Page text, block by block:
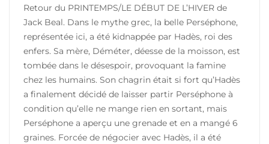
Retour du PRINTEMPS/LE DÉBUT DE L’HIVER de
Jack Beal. Dans le mythe grec, la belle Perséphone,
représentée ici, a été kidnappée par Hadès, roi des
enfers. Sa mère, Déméter, déesse de la moisson, est
tombée dans le désespoir, provoquant la famine
chez les humains. Son chagrin était si fort qu’Hadès
a finalement décidé de laisser partir Perséphone à
condition qu’elle ne mange rien en sortant, mais
Perséphone a aperçu une grenade et en a mangé 6
graines. Forcée de négocier avec Hadès, il a été